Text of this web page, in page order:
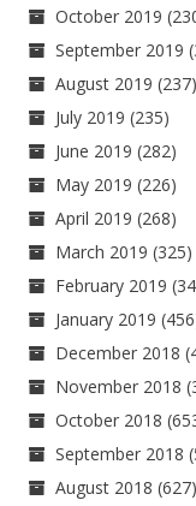
October 2019
September 2019
August 2019 (237)
July 2019 (235)
June 2019 (282)
May 2019 (226)
April 2019 (268)
March 2019 (325)
February 2019
January 2019
December 2018
November 2018
October 2018
September 2018
August 2018 (627)